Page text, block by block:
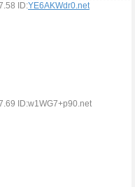
ID:YE6AKWdr0.net
ID:w1WG7+p90.net